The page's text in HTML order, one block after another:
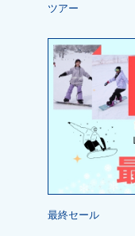
ツアー
最終セール